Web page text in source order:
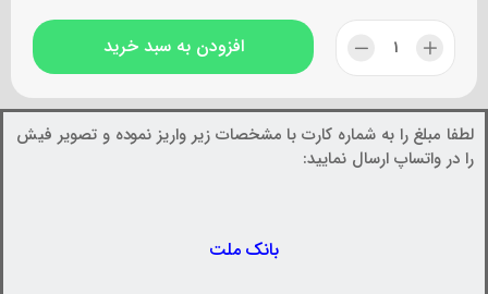
افزودن به سبد خرید
لطفا مبلغ را به شماره کارت با مشخصات زیر واریز نموده و تصویر فیش
را در واتساپ ارسال نمایید:
بانک ملت